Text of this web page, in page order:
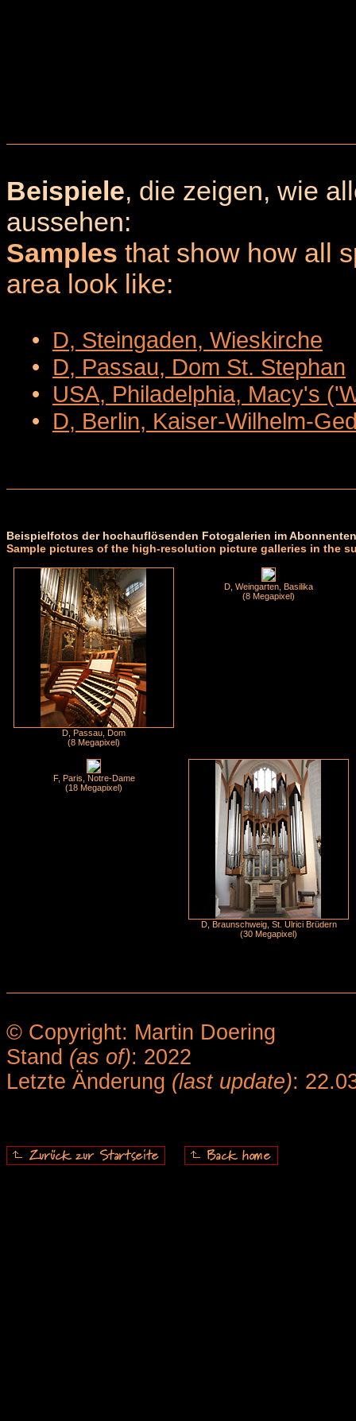
Beispiele, die zeigen, wie
aussehen:
Samples that show how all
area look like:
• D, Steingaden, Wieskirche
• D, Passau, Dom St. Stephan
• USA, Philadelphia, Macy's
• D, Berlin, Kaiser-Wilhelm-
Beispielfotos der hochauflösenden Fotogalerien im
Sample pictures of the high-resolution picture galleries in the
D, Passau, Dom
(8 Megapixel)
D, Weingarten, Basilika
(8 Megapixel)
F, Paris, Notre-Dame
(18 Megapixel)
D, Braunschweig, St. Ulrici Brüdern
(30 Megapixel)
© Copyright: Martin Doering
Stand (as of): 2022
Letzte Änderung (last update):